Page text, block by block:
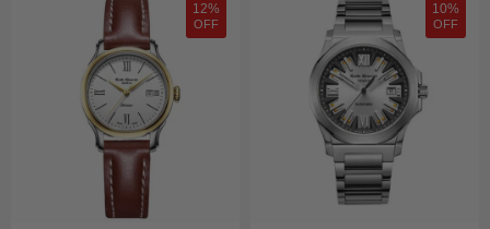
12%
OFF
10%
OFF